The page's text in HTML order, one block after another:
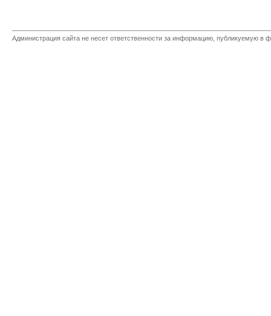
Администрация сайта не несет ответственности за информацию, публикуемую